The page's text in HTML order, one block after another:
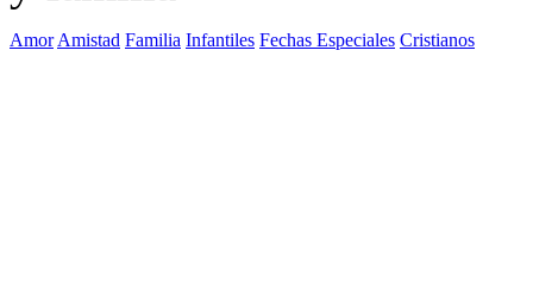
Amor Amistad Familia Infantiles Fechas Especiales Cristianos